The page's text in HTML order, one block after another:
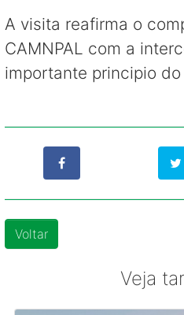
A visita reafirma o
CAMNPAL com a
importante principio
Voltar
Veja